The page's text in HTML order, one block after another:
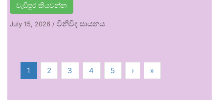
වැඩිපුර කියවන්න
July 15, 2026 / විනිවිද සායනය
1 2 3 4 5 › »